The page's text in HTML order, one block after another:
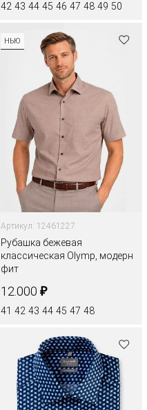
42 43 44 45 46 47 48 49 50
НЬЮ
Артикул: 12461227
Рубашка бежевая
классическая Olymp, модерн
фит
12.000 ₽
41 42 43 44 45 47 48